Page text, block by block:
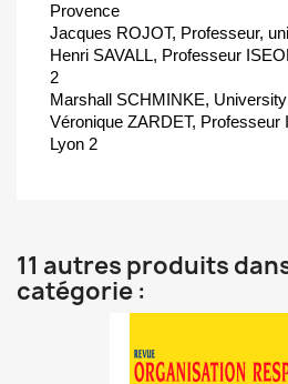
Provence
Jacques ROJOT, Professeur,
Henri SAVALL, Professeur
2
Marshall SCHMINKE,
Véronique ZARDET,
Lyon 2
11 autres produits
catégorie :